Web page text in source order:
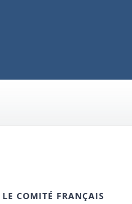
LE COMITÉ FRANÇAIS